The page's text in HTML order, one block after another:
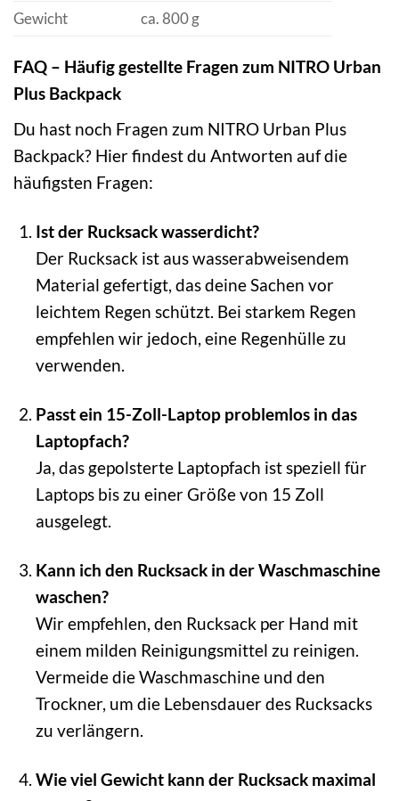
Gewicht ca. 800 g
FAQ – Häufig gestellte Fragen zum NITRO Urban
Plus Backpack
Du hast noch Fragen zum NITRO Urban Plus
Backpack? Hier findest du Antworten auf die
häufigsten Fragen:
Ist der Rucksack wasserdicht?
Der Rucksack ist aus wasserabweisendem
Material gefertigt, das deine Sachen vor
leichtem Regen schützt. Bei starkem Regen
empfehlen wir jedoch, eine Regenhülle zu
verwenden.
Passt ein 15-Zoll-Laptop problemlos in das
Laptopfach?
Ja, das gepolsterte Laptopfach ist speziell für
Laptops bis zu einer Größe von 15 Zoll
ausgelegt.
Kann ich den Rucksack in der Waschmaschine
waschen?
Wir empfehlen, den Rucksack per Hand mit
einem milden Reinigungsmittel zu reinigen.
Vermeide die Waschmaschine und den
Trockner, um die Lebensdauer des Rucksacks
zu verlängern.
Wie viel Gewicht kann der Rucksack maximal